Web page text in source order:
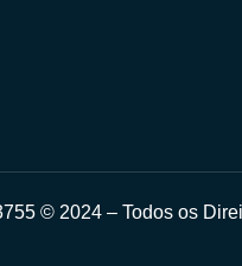
© 2024 – Todos os